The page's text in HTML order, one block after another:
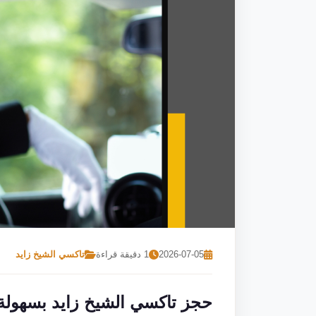
2026-07-05 1 دقيقة قراءة تاكسي الشيخ زايد
حجز تاكسي الشيخ زايد